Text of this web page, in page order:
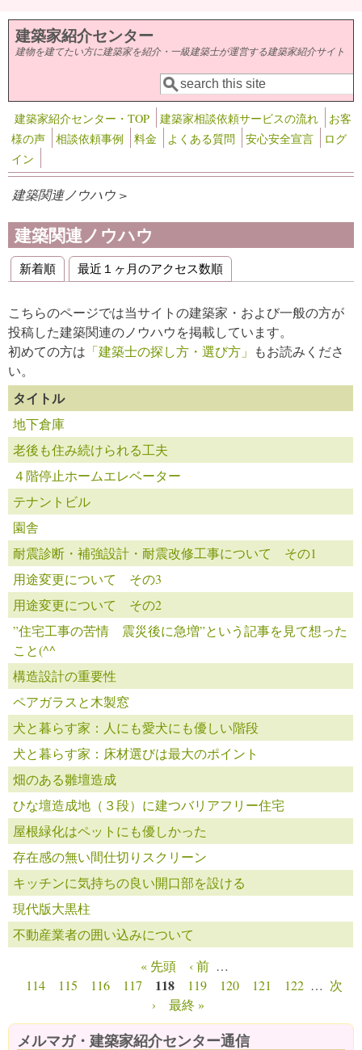
メインコンテンツに移動
建築家紹介センター
建物を建てたい方に建築家を紹介・一級建築士が運営する建築家紹介サイト
検索フォーム
検索
建築家紹介センター・TOP 建築家相談依頼サービスの流れ
お客
様の声
相談依頼事例 料金 よくある質問 安心安全宣言
ログ
イン
建築関連ノウハウ >
建築関連ノウハウ
プライマリータブ
新着順 最近１ヶ月のアクセス数順
こちらのページでは当サイトの建築家・および一般の方が
投稿した建築関連のノウハウを掲載しています。
初めての方は 「建築士の探し方・選び方」 もお読みくださ
い。
タイトル
地下倉庫
老後も住み続けられる工夫
４階停止ホームエレベーター
テナントビル
園舎
耐震診断・補強設計・耐震改修工事について その1
用途変更について その3
用途変更について その2
”住宅工事の苦情 震災後に急増”という記事を見て想った
こと(^^ゞ
構造設計の重要性
ペアガラスと木製窓
犬と暮らす家：人にも愛犬にも優しい階段
犬と暮らす家：床材選びは最大のポイント
畑のある雛壇造成
ひな壇造成地（３段）に建つバリアフリー住宅
屋根緑化はペットにも優しかった
存在感の無い間仕切りスクリーン
キッチンに気持ちの良い開口部を設ける
現代版大黒柱
不動産業者の囲い込みについて
ページ « 先頭 ‹ 前 …
114
115 116 117 118 119 120 121 122 … 次
›
最終 »
メルマガ・建築家紹介センター通信